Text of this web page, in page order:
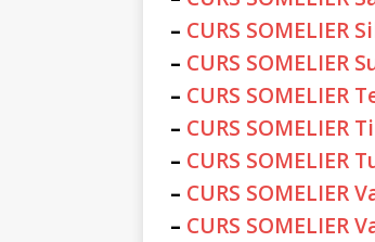
– CURS SOMELIER
– CURS SOMELIER
– CURS SOMELIER
– CURS SOMELIER
– CURS SOMELIER
– CURS SOMELIER
– CURS SOMELIER